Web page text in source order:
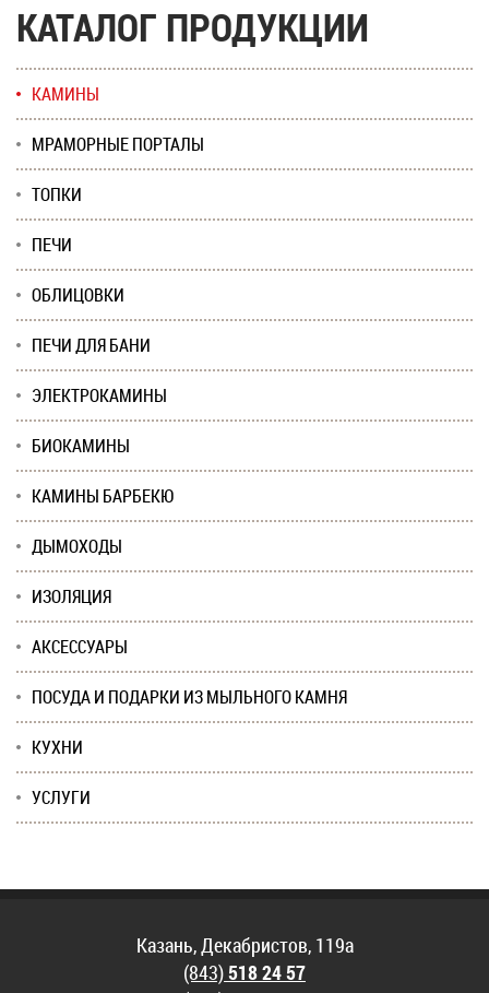
КАТАЛОГ ПРОДУКЦИИ
КАМИНЫ
МРАМОРНЫЕ ПОРТАЛЫ
ТОПКИ
ПЕЧИ
ОБЛИЦОВКИ
ПЕЧИ ДЛЯ БАНИ
ЭЛЕКТРОКАМИНЫ
БИОКАМИНЫ
КАМИНЫ БАРБЕКЮ
ДЫМОХОДЫ
ИЗОЛЯЦИЯ
АКСЕССУАРЫ
ПОСУДА И ПОДАРКИ ИЗ МЫЛЬНОГО КАМНЯ
КУХНИ
УСЛУГИ
Казань, Декабристов, 119а
(843)518 24 57